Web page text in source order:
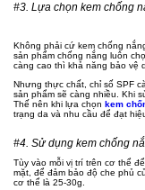
#3. Lựa chọn kem chống
Không phải cứ kem chống
sản phẩm chống nắng luôn
càng cao thì khả năng bảo vệ
Nhưng thực chất, chỉ số SPF
sản phẩm sẽ càng nhiều. Khi
Thế nên khi lựa chọn kem
trạng da và nhu cầu để đạt
#4. Sử dụng kem chống
Tùy vào mỗi vị trí trên cơ thể
mặt, để đảm bảo độ che phủ
cơ thể là 25-30g.